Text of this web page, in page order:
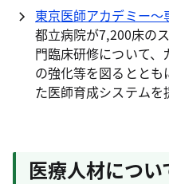
東京医師アカデミー
都立病院が7,200床の
門臨床研修について
の強化等を図るとと
た医師育成システムを
医療人材につ